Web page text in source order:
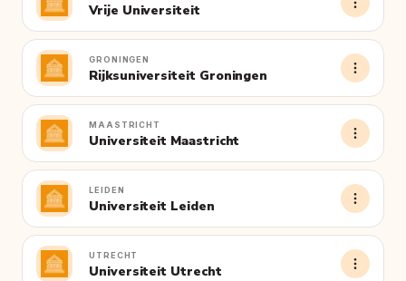
Vrije Universiteit
GRONINGEN
Rijksuniversiteit Groningen
MAASTRICHT
Universiteit Maastricht
LEIDEN
Universiteit Leiden
UTRECHT
Universiteit Utrecht